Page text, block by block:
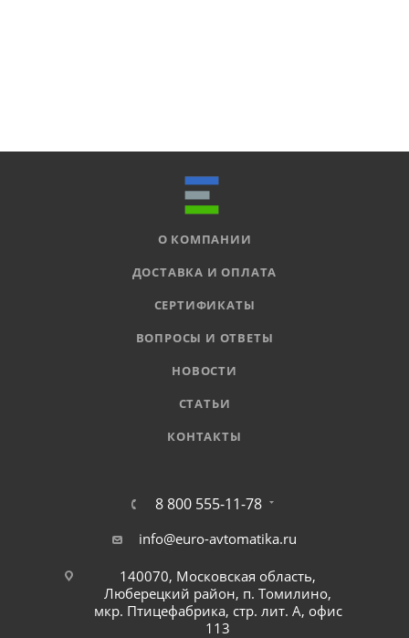
О КОМПАНИИ
ДОСТАВКА И ОПЛАТА
СЕРТИФИКАТЫ
ВОПРОСЫ И ОТВЕТЫ
НОВОСТИ
СТАТЬИ
КОНТАКТЫ
8 800 555-11-78
info@euro-avtomatika.ru
140070, Московская область,
Люберецкий район, п. Томилино,
мкр. Птицефабрика, стр. лит. А, офис
113